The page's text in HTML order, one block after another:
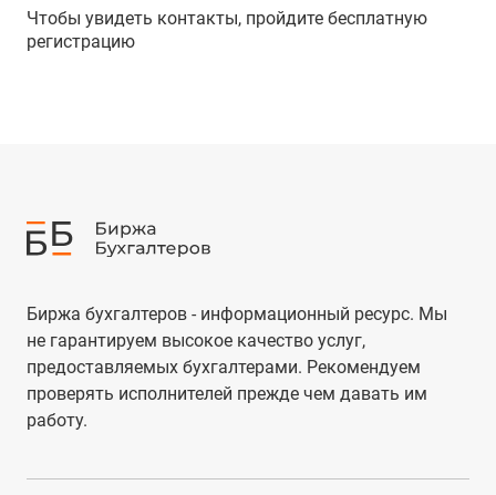
Чтобы увидеть контакты, пройдите бесплатную
регистрацию
Биржа бухгалтеров - информационный ресурс. Мы
не гарантируем высокое качество услуг,
предоставляемых бухгалтерами. Рекомендуем
проверять исполнителей прежде чем давать им
работу.